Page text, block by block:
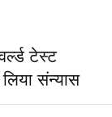
टेस्ट
संन्यास